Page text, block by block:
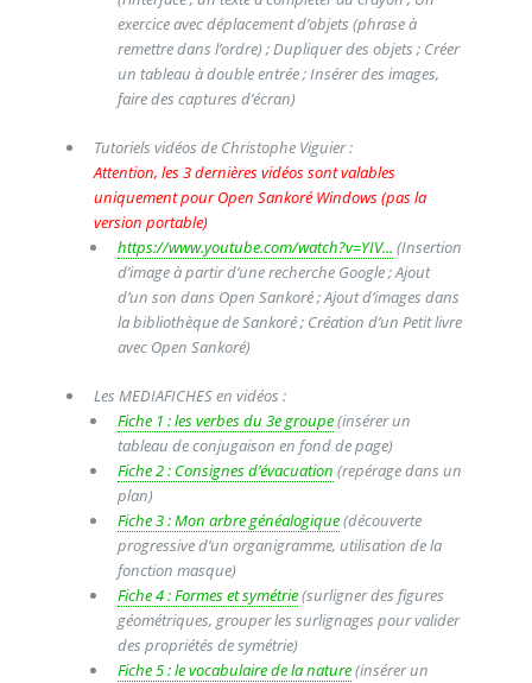
exercice avec déplacement d’objets (phrase à
remettre dans l’ordre) ; Dupliquer des objets ; Créer
un tableau à double entrée ; Insérer des images,
faire des captures d’écran)
Tutoriels vidéos de Christophe Viguier :
Attention, les 3 dernières vidéos sont valables
uniquement pour Open Sankoré Windows (pas la
version portable)
https://www.youtube.com/watch?v=YIV... (Insertion
d’image à partir d’une recherche Google ; Ajout
d’un son dans Open Sankoré ; Ajout d’images dans
la bibliothèque de Sankoré ; Création d’un Petit livre
avec Open Sankoré)
Les MEDIAFICHES en vidéos :
Fiche 1 : les verbes du 3e groupe(insérer un
tableau de conjugaison en fond de page)
Fiche 2 : Consignes d’évacuation (repérage dans un
plan)
Fiche 3 : Mon arbre généalogique(découverte
progressive d’un organigramme, utilisation de la
fonction masque)
Fiche 4 : Formes et symétrie(surligner des figures
géométriques, grouper les surlignages pour valider
des propriétés de symétrie)
Fiche 5 : le vocabulaire de la nature(insérer un